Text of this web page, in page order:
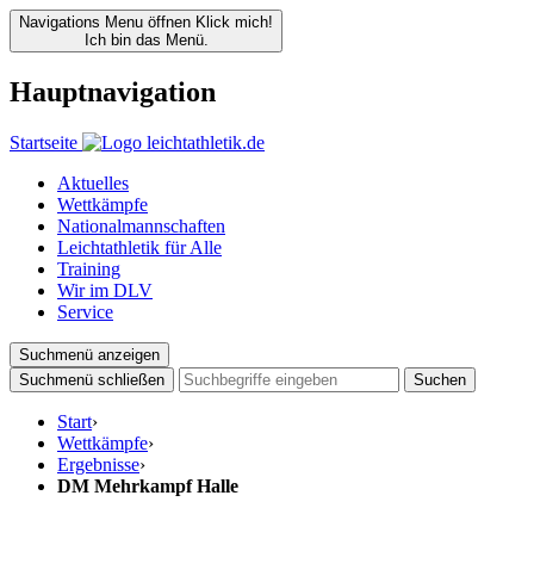
Navigations Menu öffnen Klick mich!
Ich bin das Menü.
Hauptnavigation
Startseite
Aktuelles
Wettkämpfe
Nationalmannschaften
Leichtathletik für Alle
Training
Wir im DLV
Service
Suchmenü anzeigen
Suchmenü schließen
Suchen
Start›
Wettkämpfe›
Ergebnisse›
DM Mehrkampf Halle